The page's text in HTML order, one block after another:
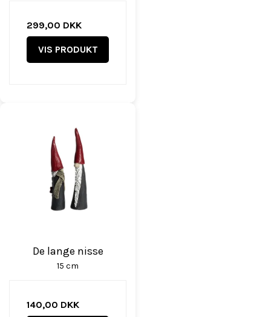
299,00 DKK
VIS PRODUKT
De lange nisse
15 cm
140,00 DKK